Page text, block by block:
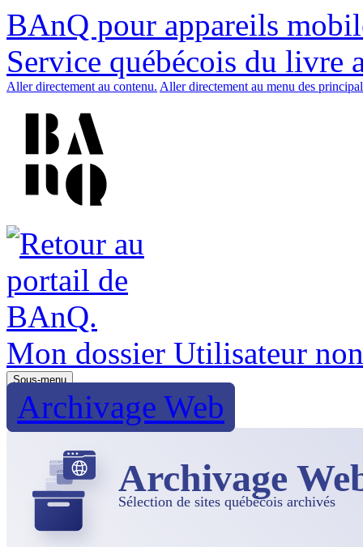
BAnQ pour appareils
Service québécois du livre
Aller directement au contenu. Aller directement au menu des
Mon dossier Utilisateur
Sous-menu
Archivage Web
Archivage
Sélection de sites québécois archivés